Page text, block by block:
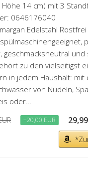
Höhe 14 cm) mit 3
0646176040
Edelstahl
geschmacksneutral
zu den vielseitigst
in jedem Haushalt: mit
von Nudeln,
oder...
−20,00 EUR